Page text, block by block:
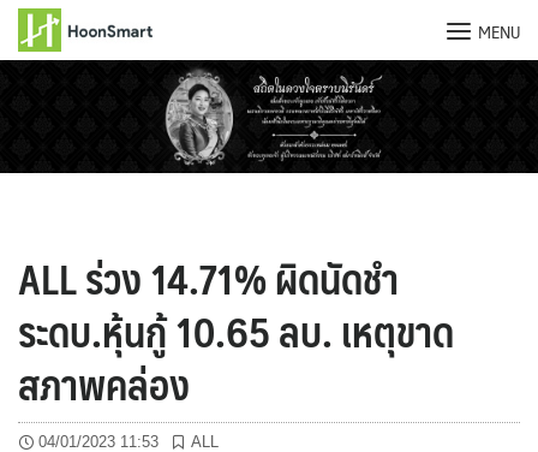
MENU
ALL ร่วง 14.71% ผิดนัดชำ
ระดบ.หุ้นกู้ 10.65 ลบ. เหตุขาด
สภาพคล่อง
04/01/2023 11:53 ALL